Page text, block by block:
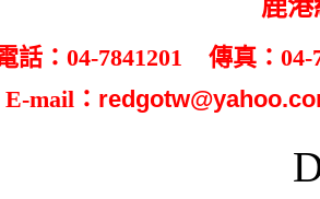
鹿
話：04-7841201 傳真：04-
E-mail：